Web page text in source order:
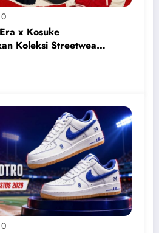
0
x Kosuke
Koleksi Streetwear
Retro
0